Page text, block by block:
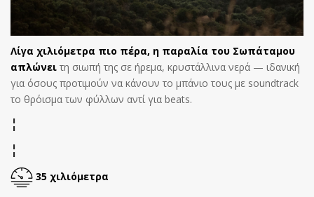
Λίγα χιλιόμετρα πιο πέρα, η παραλία του Σωπάταμου
απλώνει τη σιωπή της σε ήρεμα, κρυστάλλινα νερά — ιδανική
για όσους προτιμούν να κάνουν το μπάνιο τους με soundtrack
το θρόισμα των φύλλων αντί για beats.
¦
¦
35 χιλιόμετρα